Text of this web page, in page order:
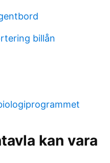
billån
kan vara